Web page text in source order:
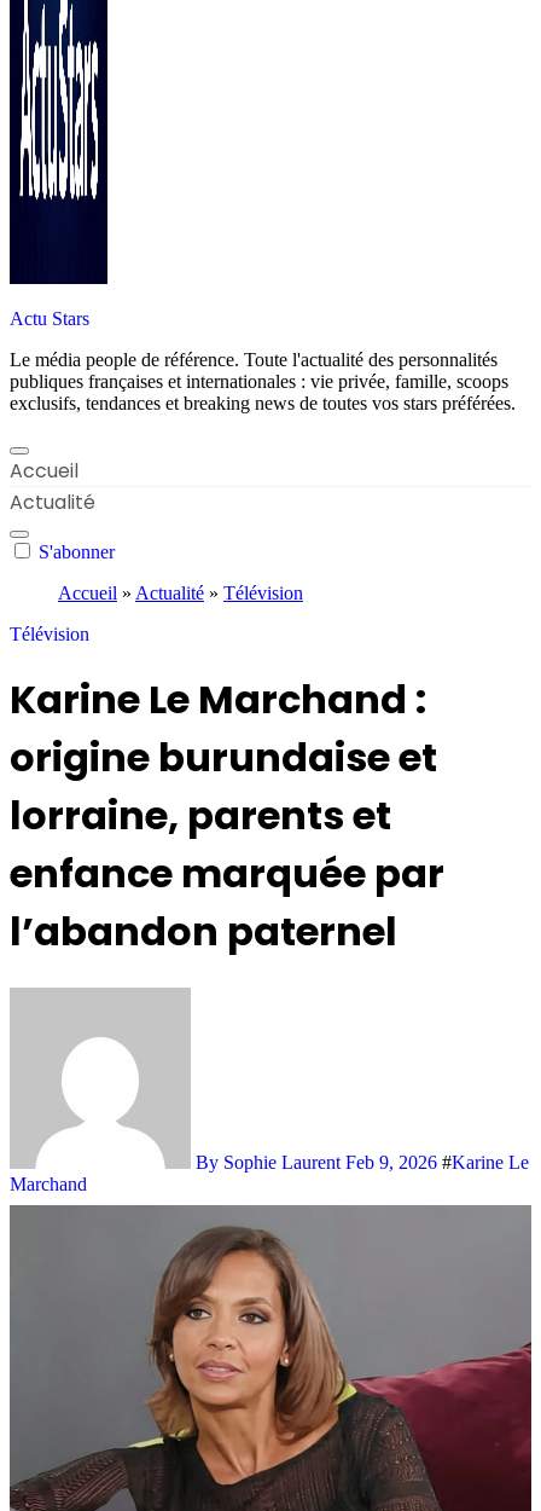
Actu Stars
Le média people de référence. Toute l'actualité des personnalités
publiques françaises et internationales : vie privée, famille, scoops
exclusifs, tendances et breaking news de toutes vos stars préférées.
Accueil
Actualité
S'abonner
Accueil » Actualité » Télévision
Télévision
Karine Le Marchand :
origine burundaise et
lorraine, parents et
enfance marquée par
l’abandon paternel
By Sophie Laurent Feb 9, 2026 #Karine Le
Marchand